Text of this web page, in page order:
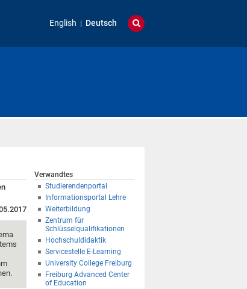
English Deutsch
Verwandtes
Studierendenportal
Informationsportal Lehre
Weiterbildung
Zentrum für
Schlüsselqualifikationen
Hochschuldidaktik
Servicestelle E-Learning
University College Freiburg
Freiburg Advanced Center
of Education